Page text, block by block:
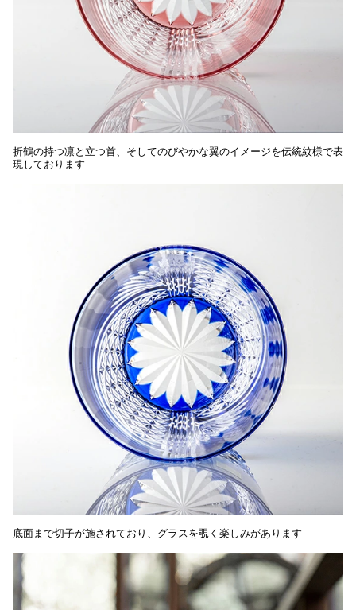
折鶴の持つ凛と立つ首、そしてのびやかな翼のイメージを伝統紋様で表
現しております
底面まで切子が施されており、グラスを覗く楽しみがあります